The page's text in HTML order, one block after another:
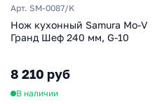
Арт. SM-0087/K
Нож кухонный Samura Mo-V
Гранд Шеф 240 мм, G-10
8 210 руб
В наличии